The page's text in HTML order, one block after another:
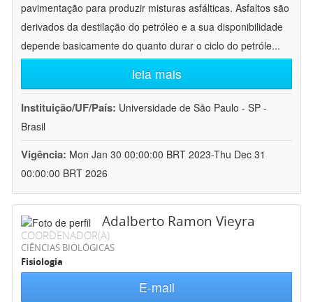
pavimentação para produzir misturas asfálticas. Asfaltos são
derivados da destilação do petróleo e a sua disponibilidade
depende basicamente do quanto durar o ciclo do petróle...
leia mais
Instituição/UF/País: Universidade de São Paulo - SP -
Brasil
Vigência: Mon Jan 30 00:00:00 BRT 2023-Thu Dec 31
00:00:00 BRT 2026
Adalberto Ramon Vieyra
COORDENADOR(A)
CIÊNCIAS BIOLÓGICAS
Fisiologia
E-mail